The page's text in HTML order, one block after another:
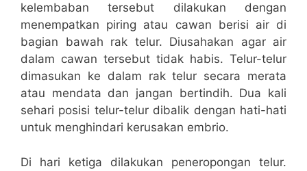
kelembaban tersebut dilakukan dengan
menempatkan piring atau cawan berisi air di
bagian bawah rak telur. Diusahakan agar air
dalam cawan tersebut tidak habis. Telur-telur
dimasukan ke dalam rak telur secara merata
atau mendata dan jangan bertindih. Dua kali
sehari posisi telur-telur dibalik dengan hati-hati
untuk menghindari kerusakan embrio.
Di hari ketiga dilakukan peneropongan telur.